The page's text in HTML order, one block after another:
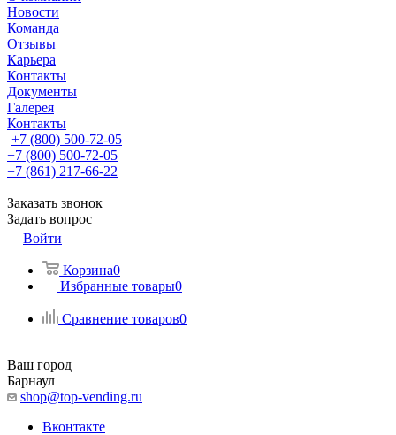
Новости
Команда
Отзывы
Карьера
Контакты
Документы
Галерея
Контакты
+7 (800) 500-72-05
+7 (800) 500-72-05
+7 (861) 217-66-22
Заказать звонок
Задать вопрос
Войти
Корзина0
Избранные товары0
Сравнение товаров0
Ваш город
Барнаул
shop@top-vending.ru
Вконтакте